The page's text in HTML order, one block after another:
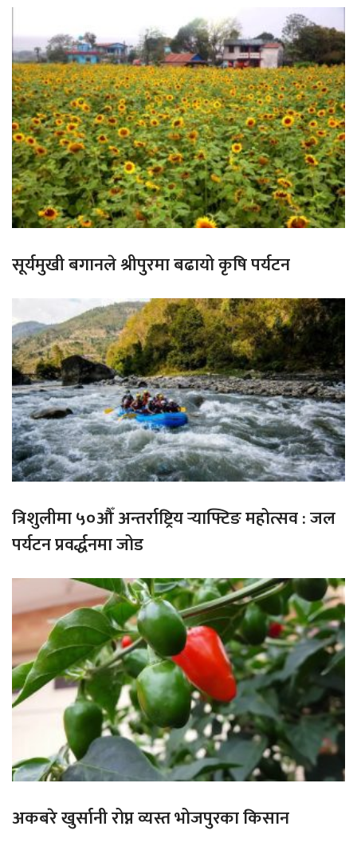
सूर्यमुखी बगानले श्रीपुरमा बढायो कृषि पर्यटन
त्रिशुलीमा ५०औँ अन्तर्राष्ट्रिय र्‍याफ्टिङ महोत्सव : जल
पर्यटन प्रवर्द्धनमा जोड
अकबरे खुर्सानी रोप्न व्यस्त भोजपुरका किसान